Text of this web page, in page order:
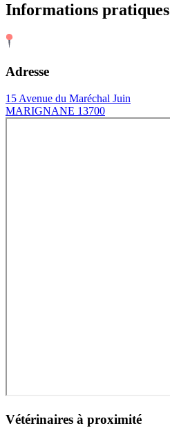
Informations pratiques
Adresse
15 Avenue du Maréchal Juin
MARIGNANE 13700
Vétérinaires à proximité